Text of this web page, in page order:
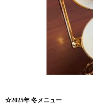
☆2025年 冬メニュー